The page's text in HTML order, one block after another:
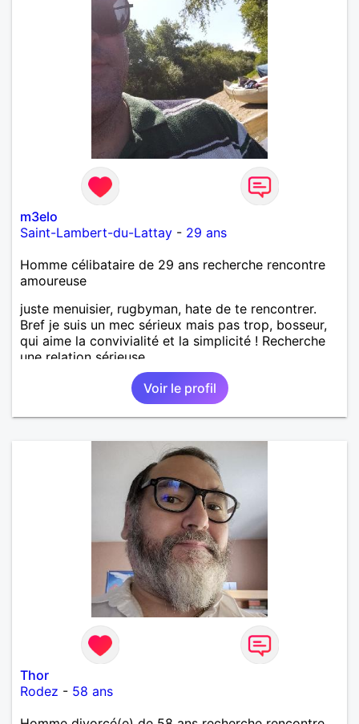
m3elo
Saint-Lambert-du-Lattay - 29 ans
Homme célibataire de 29 ans recherche rencontre
amoureuse
juste menuisier, rugbyman, hate de te rencontrer.
Bref je suis un mec sérieux mais pas trop, bosseur,
qui aime la convivialité et la simplicité ! Recherche
une relation sérieuse.
Voir le profil
Thor
Rodez - 58 ans